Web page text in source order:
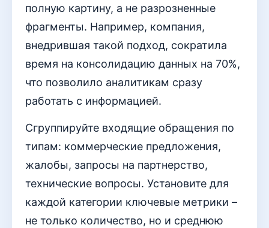
полную картину, а не разрозненные
фрагменты. Например, компания,
внедрившая такой подход, сократила
время на консолидацию данных на 70%,
что позволило аналитикам сразу
работать с информацией.
Сгруппируйте входящие обращения по
типам: коммерческие предложения,
жалобы, запросы на партнерство,
технические вопросы. Установите для
каждой категории ключевые метрики –
не только количество, но и среднюю